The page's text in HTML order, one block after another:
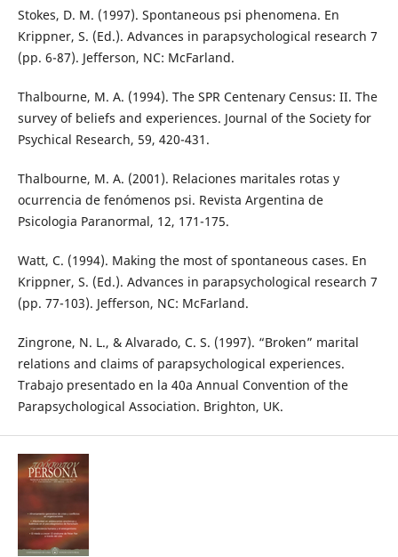
Stokes, D. M. (1997). Spontaneous psi phenomena. En
Krippner, S. (Ed.). Advances in parapsychological research 7
(pp. 6-87). Jefferson, NC: McFarland.
Thalbourne, M. A. (1994). The SPR Centenary Census: II. The
survey of beliefs and experiences. Journal of the Society for
Psychical Research, 59, 420-431.
Thalbourne, M. A. (2001). Relaciones maritales rotas y
ocurrencia de fenómenos psi. Revista Argentina de
Psicologia Paranormal, 12, 171-175.
Watt, C. (1994). Making the most of spontaneous cases. En
Krippner, S. (Ed.). Advances in parapsychological research 7
(pp. 77-103). Jefferson, NC: McFarland.
Zingrone, N. L., & Alvarado, C. S. (1997). “Broken” marital
relations and claims of parapsychological experiences.
Trabajo presentado en la 40a Annual Convention of the
Parapsychological Association. Brighton, UK.